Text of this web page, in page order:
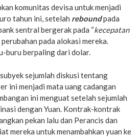
komunitas devisa untuk menjadi
tahun ini, setelah reboundpada
sentral bergerak pada “kecepatan
pada alokasi mereka.
buru berpaling dari dolar.
sejumlah diskusi tentang
ini menjadi mata uang cadangan
ini menguat setelah sejumlah
dengan Yuan. Kontrak-kontrak
pekan lalu dan Perancis dan
mereka untuk menambahkan yuan ke